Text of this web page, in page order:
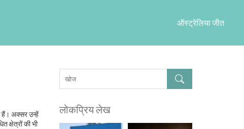
ऑस्ट्रेलिया जीत
हैं। अक्सर उन्हें
क्षेत्रों की भी
लोकप्रिय लेख